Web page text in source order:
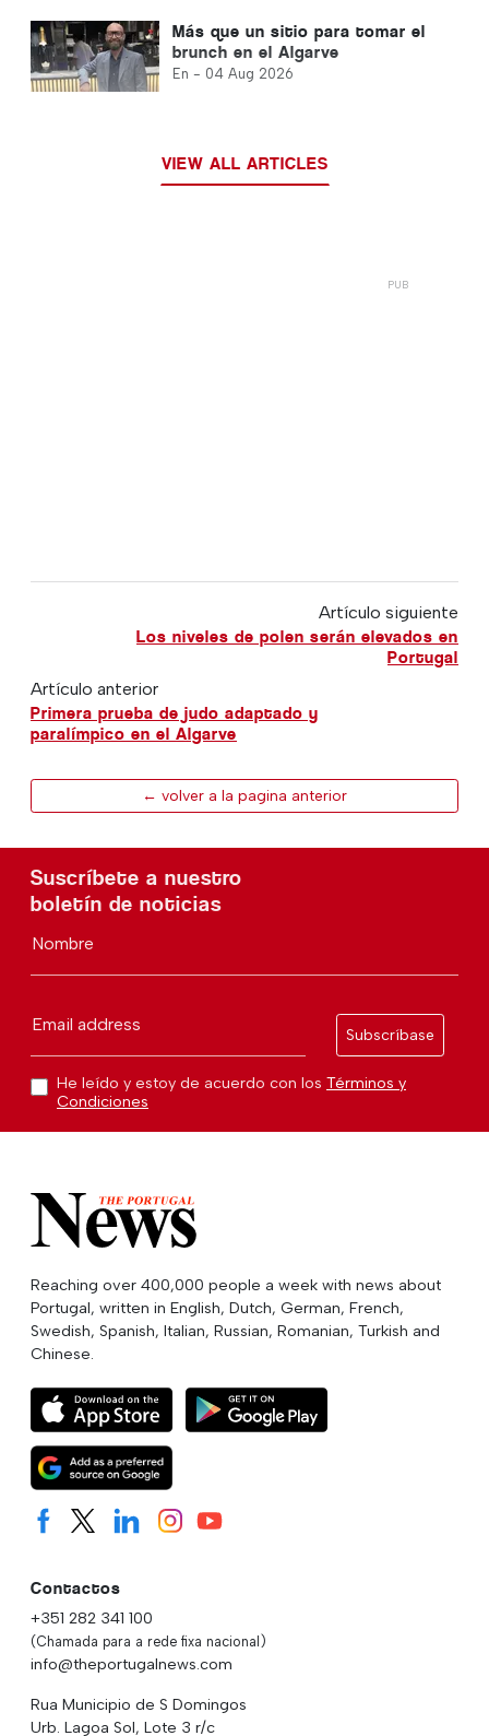
Más que un sitio para tomar el
brunch en el Algarve
En - 04 Aug 2026
VIEW ALL ARTICLES
Artículo siguiente
Los niveles de polen serán elevados en
Portugal
Artículo anterior
Primera prueba de judo adaptado y
paralímpico en el Algarve
← volver a la pagina anterior
Suscríbete a nuestro
boletín de noticias
Nombre
Email address
Subscríbase
He leído y estoy de acuerdo con los Términos y
Condiciones
Reaching over 400,000 people a week with news about
Portugal, written in English, Dutch, German, French,
Swedish, Spanish, Italian, Russian, Romanian, Turkish and
Chinese.
Contactos
+351 282 341 100
(Chamada para a rede fixa nacional)
info@theportugalnews.com
Rua Municipio de S Domingos
Urb. Lagoa Sol, Lote 3 r/c